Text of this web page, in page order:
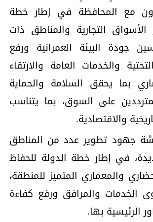
مع المحافظة في إطار خطة
الأسواق التجارية والمناطق ذات
جودة البيئة العمرانية ورفع
والخدمات العامة والارتقاء
بما يحقق السلامة والحماية
على السوق، بما يتناسب
والاقتصادية.
جهود تطوير عدد من المناطق
في إطار خطة الدولة للحفاظ
والمعماري المتميز للمنطقة،
الخدمات والمرافق ورفع كفاءة
الرئيسية بها.